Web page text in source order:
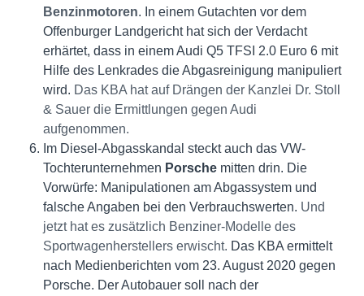
Benzinmotoren. In einem Gutachten vor dem
Offenburger Landgericht hat sich der Verdacht
erhärtet, dass in einem Audi Q5 TFSI 2.0 Euro 6 mit
Hilfe des Lenkrades die Abgasreinigung manipuliert
wird. Das KBA hat auf Drängen der Kanzlei Dr. Stoll
& Sauer die Ermittlungen gegen Audi
aufgenommen.
Im Diesel-Abgasskandal steckt auch das VW-
Tochterunternehmen Porsche mitten drin. Die
Vorwürfe: Manipulationen am Abgassystem und
falsche Angaben bei den Verbrauchswerten. Und
jetzt hat es zusätzlich Benziner-Modelle des
Sportwagenherstellers erwischt. Das KBA ermittelt
nach Medienberichten vom 23. August 2020 gegen
Porsche. Der Autobauer soll nach der